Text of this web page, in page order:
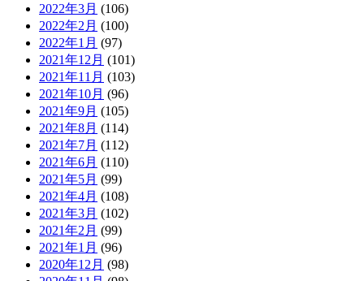
2022年3月 (106)
2022年2月 (100)
2022年1月 (97)
2021年12月 (101)
2021年11月 (103)
2021年10月 (96)
2021年9月 (105)
2021年8月 (114)
2021年7月 (112)
2021年6月 (110)
2021年5月 (99)
2021年4月 (108)
2021年3月 (102)
2021年2月 (99)
2021年1月 (96)
2020年12月 (98)